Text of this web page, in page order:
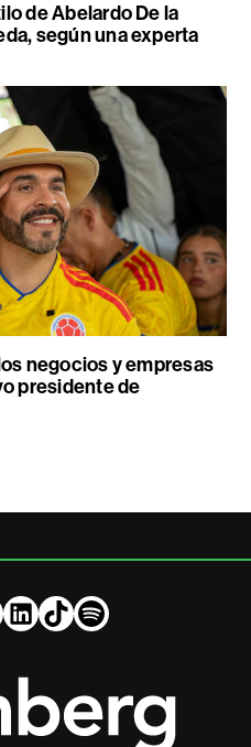
de Abelardo De la
según una experta
negocios y empresas
presidente de